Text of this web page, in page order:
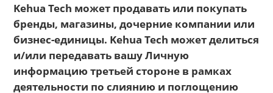
Kehua Tech может продавать или покупать
бренды, магазины, дочерние компании или
бизнес-единицы. Kehua Tech может делиться
и/или передавать вашу Личную
информацию третьей стороне в рамках
деятельности по слиянию и поглощению